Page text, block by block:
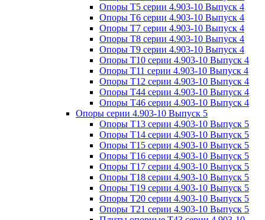
Опоры Т5 серии 4.903-10 Выпуск 4
Опоры Т6 серии 4.903-10 Выпуск 4
Опоры Т7 серии 4.903-10 Выпуск 4
Опоры Т8 серии 4.903-10 Выпуск 4
Опоры Т9 серии 4.903-10 Выпуск 4
Опоры Т10 серии 4.903-10 Выпуск 4
Опоры Т11 серии 4.903-10 Выпуск 4
Опоры Т12 серии 4.903-10 Выпуск 4
Опоры Т44 серии 4.903-10 Выпуск 4
Опоры Т46 серии 4.903-10 Выпуск 4
Опоры серии 4.903-10 Выпуск 5
Опоры Т13 серии 4.903-10 Выпуск 5
Опоры Т14 серии 4.903-10 Выпуск 5
Опоры Т15 серии 4.903-10 Выпуск 5
Опоры Т16 серии 4.903-10 Выпуск 5
Опоры Т17 серии 4.903-10 Выпуск 5
Опоры Т18 серии 4.903-10 Выпуск 5
Опоры Т19 серии 4.903-10 Выпуск 5
Опоры Т20 серии 4.903-10 Выпуск 5
Опоры Т21 серии 4.903-10 Выпуск 5